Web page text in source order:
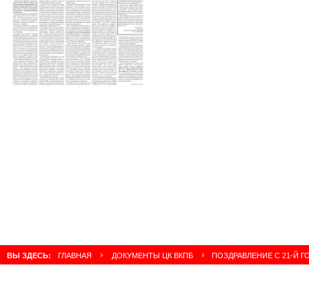
ВЫ ЗДЕСЬ: ГЛАВНАЯ ДОКУМЕНТЫ ЦК ВКПБ ПОЗДРАВЛЕНИЕ С 21-Й